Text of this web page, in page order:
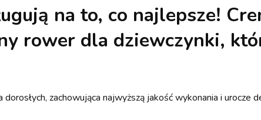
na to, co najlepsze!
rower dla dziewczynki,
zachowująca najwyższą jakość wykonania i